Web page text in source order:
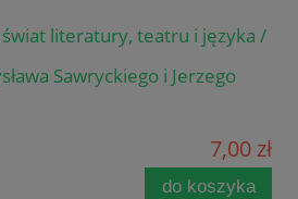
literatury, teatru i języka /
Sawryckiego i Jerzego
7,00 zł
do koszyka